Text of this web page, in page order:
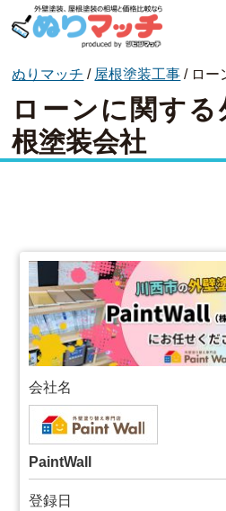
オススメ企業
屋根塗装
コラム一覧
ぬりマッチ / 屋根塗装工事 / ロー
ローンに関す
根塗装会社
会社名
PaintWall
登録日